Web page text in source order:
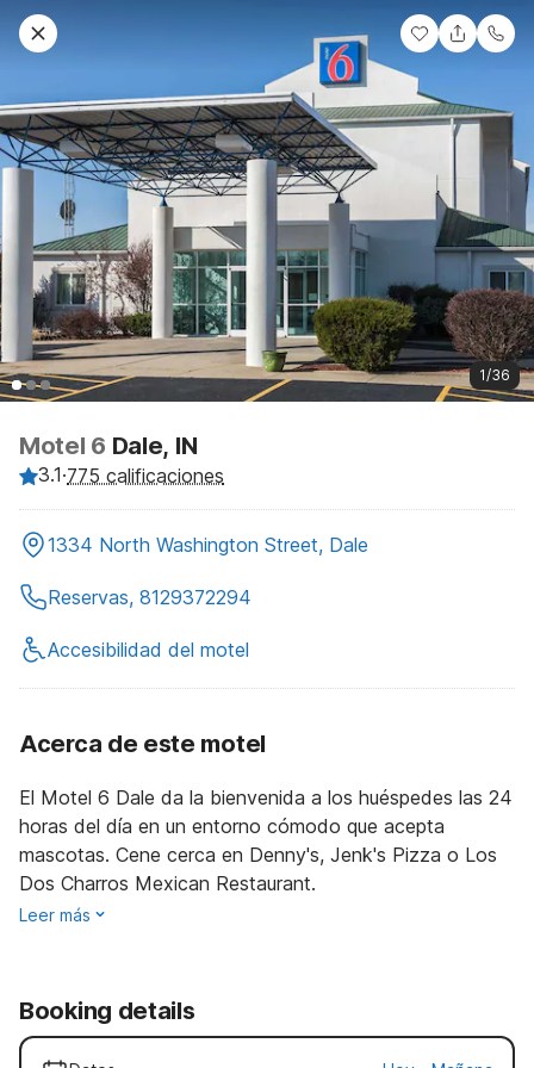
1/36
Motel 6 Dale, IN
3.1·775 calificaciones
1334 North Washington Street, Dale
Reservas, 8129372294
Accesibilidad del motel
Acerca de este motel
El Motel 6 Dale da la bienvenida a los huéspedes las 24
horas del día en un entorno cómodo que acepta
mascotas. Cene cerca en Denny's, Jenk's Pizza o Los
Dos Charros Mexican Restaurant.
Leer más
Booking details